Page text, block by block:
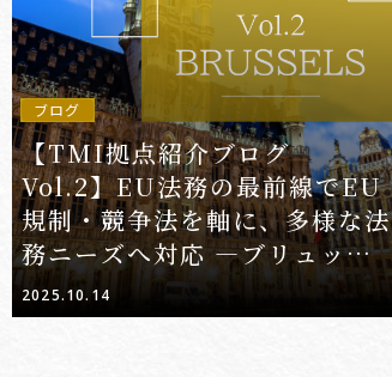
ブログ
【TMI拠点紹介ブログ
Vol.2】EU法務の最前線でEU
規制・競争法を軸に、多様な法
務ニーズへ対応 ―ブリュッセ
ルオフィス―
2025.10.14